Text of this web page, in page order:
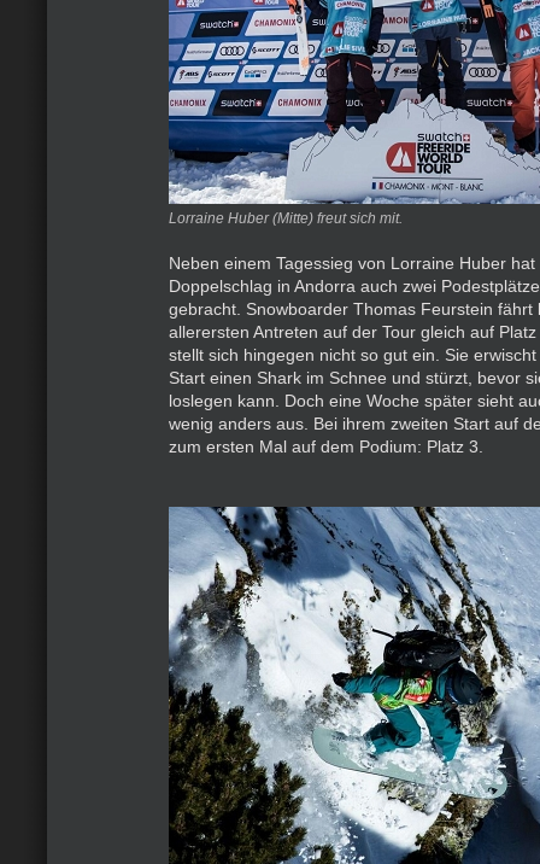
Lorraine Huber (Mitte) freut sich mit.
Neben einem Tagessieg von Lorraine Huber hat
Doppelschlag in Andorra auch zwei
gebracht. Snowboarder Thomas Feurstein fährt
allerersten Antreten auf der Tour gleich auf
stellt sich hingegen nicht so gut ein. Sie
Start einen Shark im Schnee und stürzt, bevor
loslegen kann. Doch eine Woche später sieht
wenig anders aus. Bei ihrem zweiten Start auf
zum ersten Mal auf dem Podium: Platz 3.